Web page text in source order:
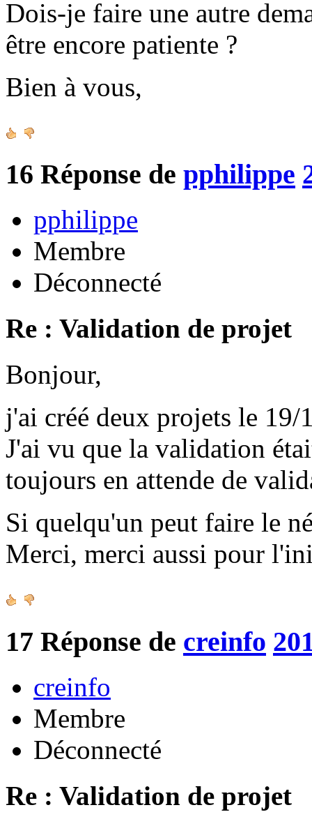
Dois-je faire une autre
être encore patiente ?
Bien à vous,
16 Réponse de pphilippe
pphilippe
Membre
Déconnecté
Re : Validation de projet
Bonjour,
j'ai créé deux projets le 19/
J'ai vu que la validation
toujours en attende de
Si quelqu'un peut faire le
Merci, merci aussi pour
17 Réponse de creinfo
creinfo
Membre
Déconnecté
Re : Validation de projet